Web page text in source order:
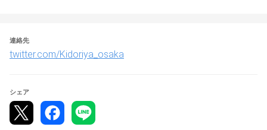
3-1の方に4パック
し、当アカウントのツイート等で使用する事がございま
す。御了承下さい。
※当日、4-0の方はデッキリスト60枚を本アカウントで掲
連絡先
twitter.com/Kidoriya_osaka
シェア